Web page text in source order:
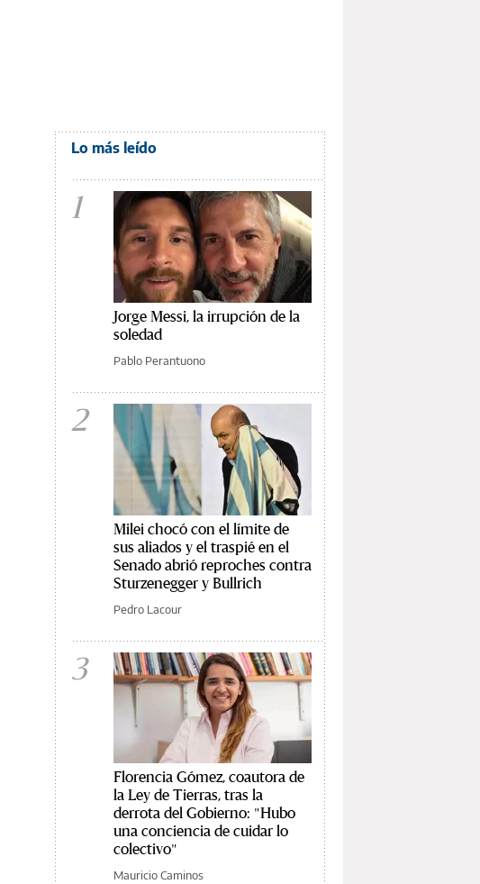
Lo más leído
1
Jorge Messi, la irrupción de la
soledad
Pablo Perantuono
2
Milei chocó con el límite de
sus aliados y el traspié en el
Senado abrió reproches contra
Sturzenegger y Bullrich
Pedro Lacour
3
Florencia Gómez, coautora de
la Ley de Tierras, tras la
derrota del Gobierno: "Hubo
una conciencia de cuidar lo
colectivo"
Mauricio Caminos